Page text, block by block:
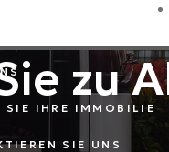
SIE IHRE IMMOBILIE
SIE UNS
zu